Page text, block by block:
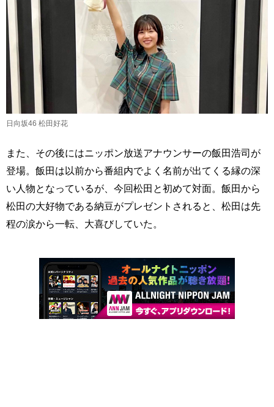
日向坂46 松田好花
また、その後にはニッポン放送アナウンサーの飯田浩司が
登場。飯田は以前から番組内でよく名前が出てくる縁の深
い人物となっているが、今回松田と初めて対面。飯田から
松田の大好物である納豆がプレゼントされると、松田は先
程の涙から一転、大喜びしていた。